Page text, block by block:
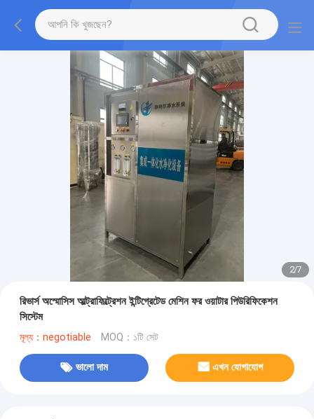
2/7
রিভার্স অস্মোসিস আল্ট্রাফিল্ট্রেশন ইন্টিগ্রেটেড মেশিন ফর ওয়াটার পিউরিফিকেশন
সিস্টেম
মূল্য：negotiable MOQ：১টি সেট
ভালো দাম এখন যোগাযোগ